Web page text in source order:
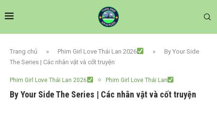
Trang chủ » Phim Girl Love Thái Lan 2026 »
By Your Side
The Series | Các nhân vật và cốt truyện
Phim Girl Love Thái Lan 2026 Phim Girl Love Thái Lan
By Your Side The Series | Các nhân vật và cốt truyện